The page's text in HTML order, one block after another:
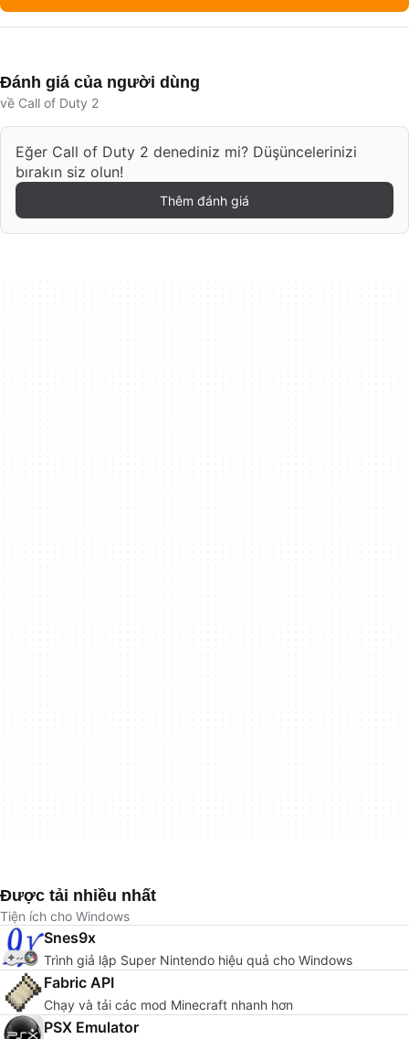
Đánh giá của người dùng
về Call of Duty 2
Eğer Call of Duty 2 denediniz mi? Düşüncelerinizi
bırakın siz olun!
Thêm đánh giá
Được tải nhiều nhất
Tiện ích cho Windows
Snes9x
Trình giả lập Super Nintendo hiệu quả cho Windows
Fabric API
Chạy và tải các mod Minecraft nhanh hơn
PSX Emulator